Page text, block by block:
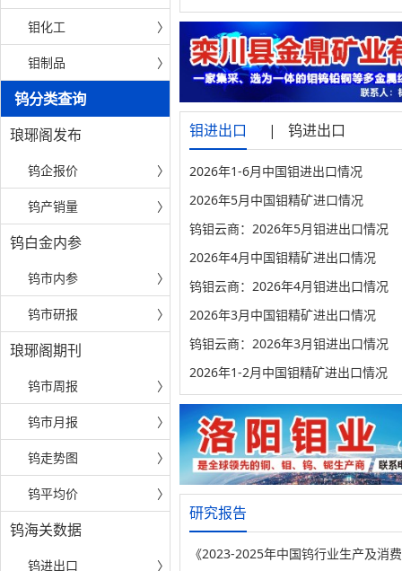
钼化工 〉
钼制品 〉
钨分类查询
琅琊阁发布
钨企报价 〉
钨产销量 〉
钨白金内参
钨市内参 〉
钨市研报 〉
琅琊阁期刊
钨市周报 〉
钨市月报 〉
钨走势图 〉
钨平均价 〉
钨海关数据
钨进出口 〉
钼进出口 | 钨进出口
2026年1-6月中国钼进出口情况
2026年5月中国钼精矿进口情况
钨钼云商：2026年5月钼进出口情况
2026年4月中国钼精矿进出口情况
钨钼云商：2026年4月钼进出口情况
2026年3月中国钼精矿进出口情况
钨钼云商：2026年3月钼进出口情况
2026年1-2月中国钼精矿进出口情况
研究报告
《2023-2025年中国钨行业生产及消